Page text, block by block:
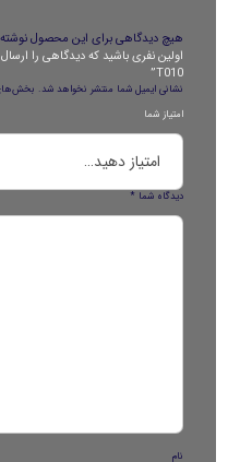
هیچ دیدگاهی برای این محصول
اولین نفری باشید که دیدگاهی را
T010”
نشانی ایمیل شما منتشر نخواهد شد. بخش‌های
امتیاز شما
دیدگاه شما*
نام